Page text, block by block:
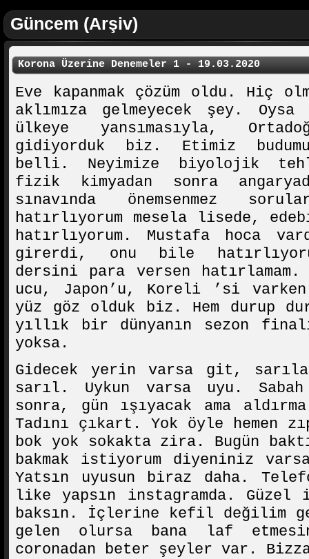
Güncem (Arşiv)
Korona Üzerine Denemeler 1 - 19.03.2020
Eve kapanmak çözüm oldu. Hiç
aklımıza gelmeyecek şey.
ülkeye yansımasıyla,
gidiyorduk biz. Etimiz
belli. Neyimize biyolojik
fizik kimyadan sonra
sınavında önemsenmez
hatırlıyorum mesela lisede,
hatırlıyorum. Mustafa hoca
girerdi, onu bile
dersini para versen hatırlamam.
ucu, Japon’u, Koreli ’si
yüz göz olduk biz. Hem durup
yıllık bir dünyanın sezon
yoksa.
Gidecek yerin varsa git,
sarıl. Uykun varsa uyu.
sonra, gün ışıyacak ama
Tadını çıkart. Yok öyle hemen
bok yok sokakta zira. Bugün
bakmak istiyorum diyeniniz
Yatsın uyusun biraz daha.
like yapsın instagramda.
baksın. İçlerine kefil değilim
gelen olursa bana laf
coronadan beter şeyler var.